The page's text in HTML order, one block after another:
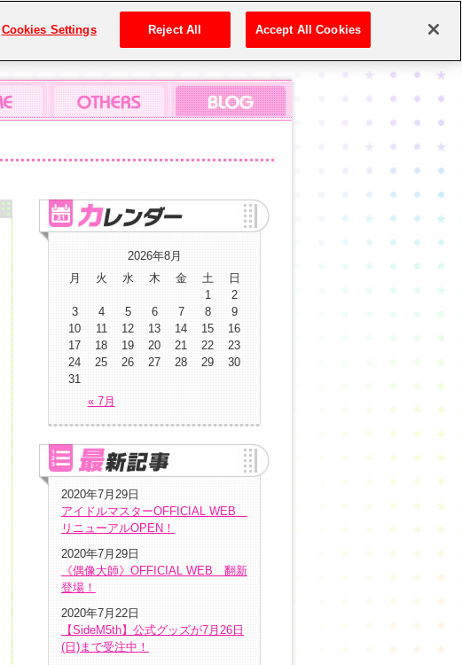
2026年8月
月
火 水 木 金 土 日
« 7月
1
2
3
4 5 6 7 8
9
10
11 12 13 14 15
16
17
18 19 20 21 22
23
24
25 26 27 28 29
30
31
2020年7月29日
アイドルマスターOFFICIAL WEB
リニューアルOPEN！
2020年7月29日
《偶像大師》OFFICIAL WEB 翻新
登場！
2020年7月22日
【SideM5th】公式グッズが7月26日
(日)まで受注中！
Cookies Settings Reject All Accept All Cookies